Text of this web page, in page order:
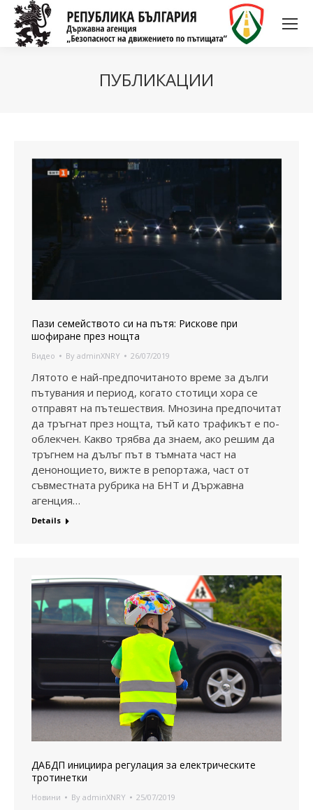
ПУБЛИКАЦИИ
Пази семейството си на пътя: Рискове при
шофиране през нощта
Видео By adminXNRY 26/07/2019
Лятото е най-предпочитаното време за дълги
пътувания и период, когато стотици хора се
отправят на пътешествия. Мнозина предпочитат
да тръгнат през нощта, тъй като трафикът е по-
облекчен. Какво трябва да знаем, ако решим да
тръгнем на дълъг път в тъмната част на
денонощието, вижте в репортажа, част от
съвместната рубрика на БНТ и Държавна
агенция…
Details
ДАБДП инициира регулация за електрическите
тротинетки
Новини By adminXNRY 25/07/2019